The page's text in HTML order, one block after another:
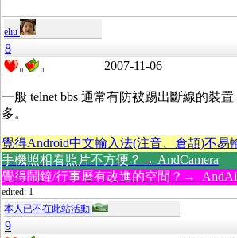
eliu
8
0 0 2007-11-06
一般 telnet bbs 通常有防被踢出斷線的裝
多。
覺得Android中文輸入法(注音、倉頡)不易
手機照相看照片不方便？→ AndCamera
覺得鬧鐘/行事曆有改進的空間？→
edited: 1
本人已不在此站活動
9